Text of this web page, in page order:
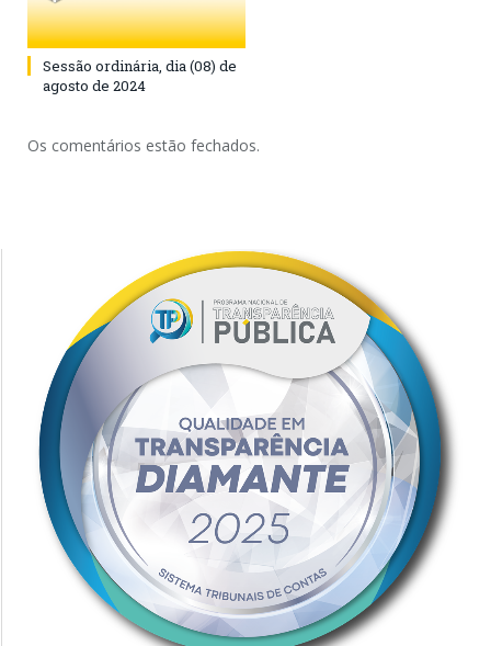
Sessão ordinária, dia (08) de
agosto de 2024
Os comentários estão fechados.